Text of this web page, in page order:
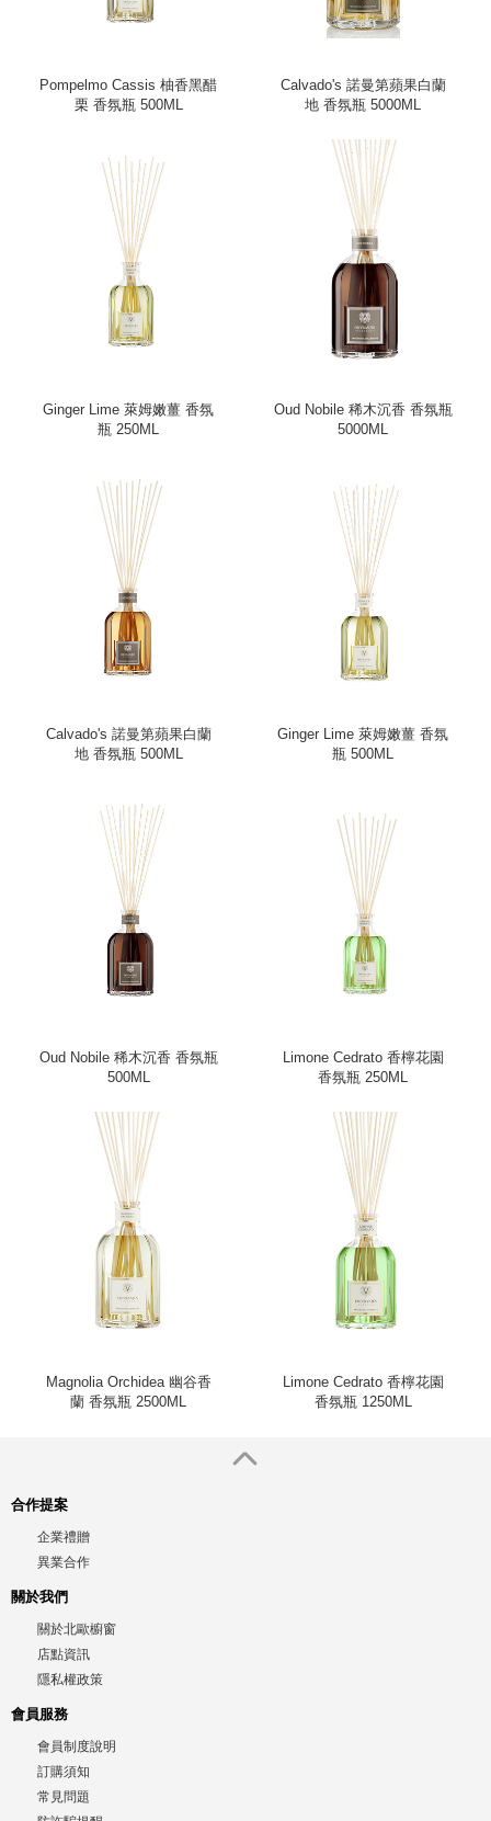
Pompelmo Cassis 柚香黑醋
栗 香氛瓶 500ML
Calvado's 諾曼第蘋果白蘭
地 香氛瓶 5000ML
Ginger Lime 萊姆嫩薑 香氛
瓶 250ML
Oud Nobile 稀木沉香 香氛瓶
5000ML
Calvado's 諾曼第蘋果白蘭
地 香氛瓶 500ML
Ginger Lime 萊姆嫩薑 香氛
瓶 500ML
Oud Nobile 稀木沉香 香氛瓶
500ML
Limone Cedrato 香檸花園
香氛瓶 250ML
Magnolia Orchidea 幽谷香
蘭 香氛瓶 2500ML
Limone Cedrato 香檸花園
香氛瓶 1250ML
合作提案
企業禮贈
異業合作
關於我們
關於北歐櫥窗
店點資訊
隱私權政策
會員服務
會員制度說明
訂購須知
常見問題